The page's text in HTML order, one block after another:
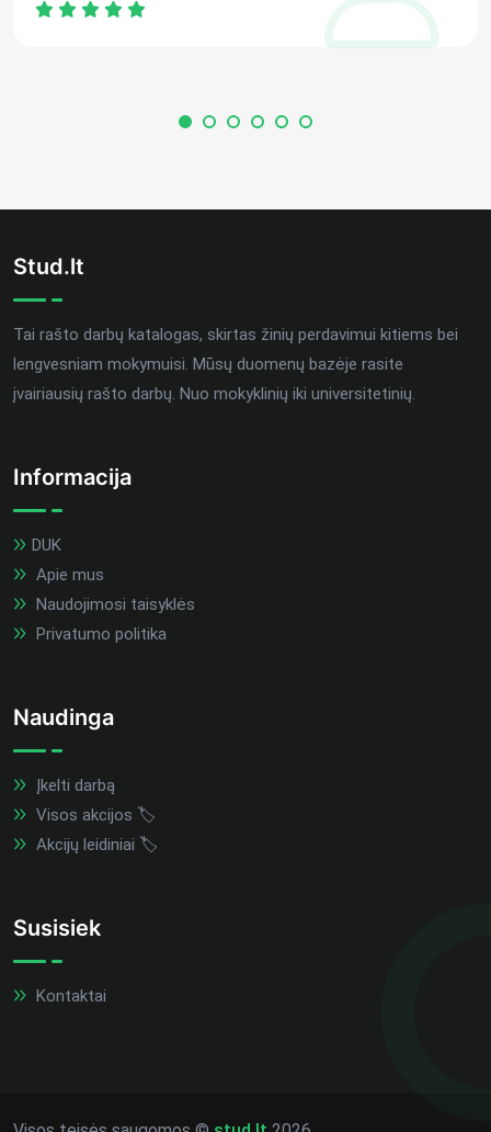
Stud.lt
Tai rašto darbų katalogas, skirtas žinių perdavimui kitiems bei
lengvesniam mokymuisi. Mūsų duomenų bazėje rasite
įvairiausių rašto darbų. Nuo mokyklinių iki universitetinių.
Informacija
DUK
Apie mus
Naudojimosi taisyklės
Privatumo politika
Naudinga
Įkelti darbą
Visos akcijos 🏷️
Akcijų leidiniai 🏷️
Susisiek
Kontaktai